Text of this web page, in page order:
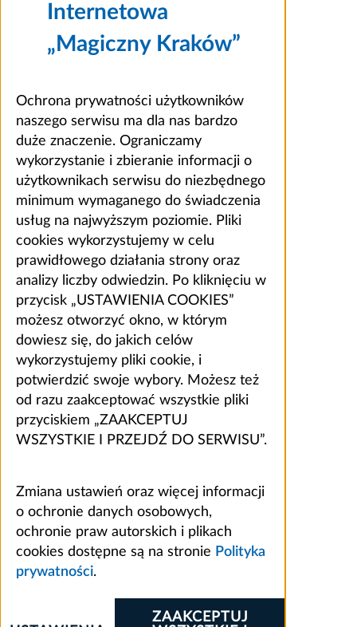
Internetowa
„Magiczny Kraków”
Ochrona prywatności użytkowników
naszego serwisu ma dla nas bardzo
duże znaczenie. Ograniczamy
wykorzystanie i zbieranie informacji o
użytkownikach serwisu do niezbędnego
minimum wymaganego do świadczenia
usług na najwyższym poziomie. Pliki
cookies wykorzystujemy w celu
prawidłowego działania strony oraz
analizy liczby odwiedzin. Po kliknięciu w
przycisk „USTAWIENIA COOKIES”
możesz otworzyć okno, w którym
dowiesz się, do jakich celów
wykorzystujemy pliki cookie, i
potwierdzić swoje wybory. Możesz też
od razu zaakceptować wszystkie pliki
przyciskiem „ZAAKCEPTUJ
WSZYSTKIE I PRZEJDŹ DO SERWISU”.
Zmiana ustawień oraz więcej informacji
o ochronie danych osobowych,
ochronie praw autorskich i plikach
cookies dostępne są na stronie Polityka
prywatności.
ZAAKCEPTUJ